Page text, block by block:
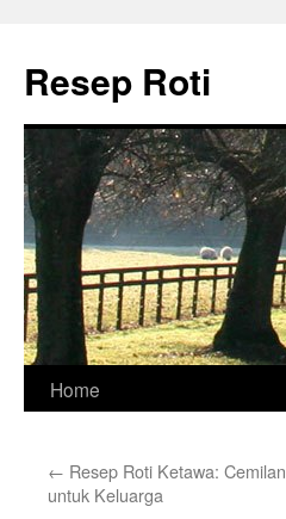
content
Resep Roti
Home
← Resep Roti Ketawa:
untuk Keluarga